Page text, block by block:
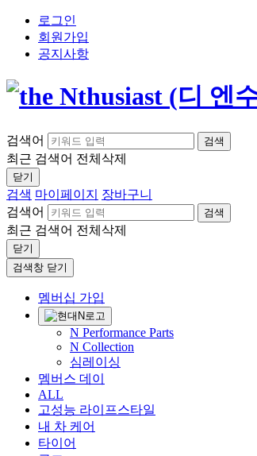
로그인
회원가입
공지사항
검색어 검색
최근 검색어 전체삭제
닫기
검색 마이페이지
장바구니
검색어
검색
최근 검색어 전체삭제
닫기
검색창 닫기
멤버십 가입
N Performance Parts
N Collection
심레이싱
멤버스 데이
ALL
고성능 라이프스타일
내 차 케어
타이어